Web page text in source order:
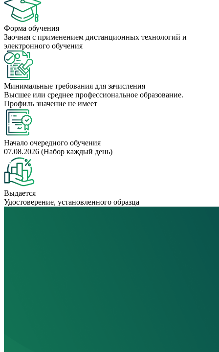
Форма обучения
Заочная с применением дистанционных технологий и
электронного обучения
Минимальные требования для зачисления
Высшее или среднее профессиональное образование.
Профиль значение не имеет
Начало очередного обучения
07.08.2026 (Набор каждый день)
Выдается
Удостоверение, установленного образца